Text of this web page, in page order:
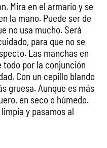
Mira en el armario y se
la mano. Puede ser de
no usa mucho. Será
para que no se
Las manchas en
todo por la conjunción
Con un cepillo blando
gruesa. Aunque es más
en seco o húmedo.
y pasamos al